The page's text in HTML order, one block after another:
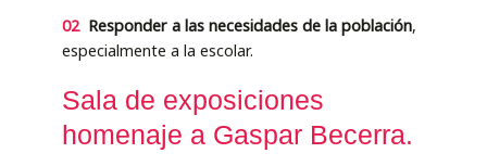
02 Responder a las necesidades de la población,
especialmente a la escolar.
Sala de exposiciones
homenaje a Gaspar Becerra.